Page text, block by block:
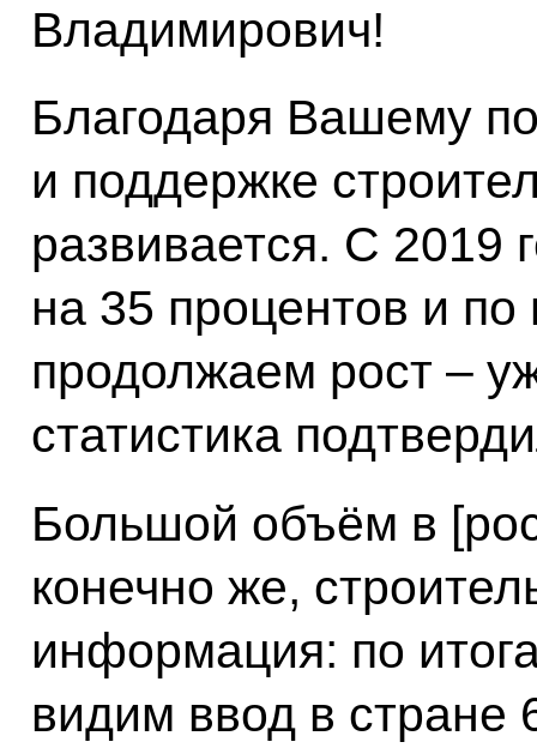
Владимирович!
Благодаря Вашему
и поддержке
развивается. С 2019
на 35 процентов и по
продолжаем рост –
статистика
Большой объём в
конечно же,
информация: по
видим ввод в стране